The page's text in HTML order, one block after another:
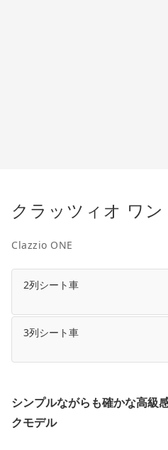
クラッツィオ ワン
Clazzio ONE
2列シート車
3列シート車
シンプルながらも確かな高級
クモデル